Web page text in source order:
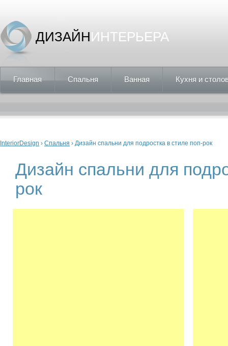
ДИЗАЙНИНТЕРЬЕРА
Главная Спальня Ванная Кухня и
Вы здесь
InteriorDesign › Спальня › Дизайн спальни для подростка в стиле поп-рок
Дизайн спальни для
рок